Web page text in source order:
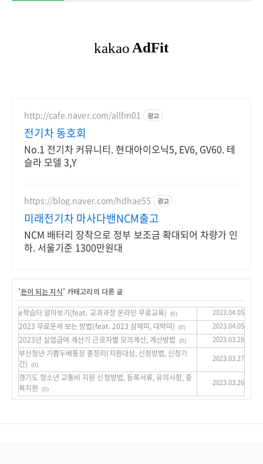
http://cafe.naver.com/allfm01 광고
전기차 동호회
No.1 전기차 커뮤니티. 현대아이오닉5, EV6, GV60. 테
슬라 모델 3,Y
https://blog.naver.com/hdhae55 광고
미래전기차 마사다밴NCM출고
NCM 배터리 장착으로 정부 보조금 확대되어 차량가 인
하. 서울기준 1300만원대
'돈이 되는 지식' 카테고리의 다른 글
e학습터 알아보기(feat. 교과과정 온라인 무료교육) (0) 2023.04.05
2023 무료운세 보는 방법(feat. 2023 삼재띠, 대박띠) (0) 2023.04.05
2023년 실업급여 계산기 근로자별 모의계산, 계산방법 (0) 2023.03.28
부산청년 기쁨두배통장 총정리(지원대상, 신청방법, 신청기
간)
(0)
2023.03.27
경기도 청소년 교통비 지원 신청방법, 등록서류, 유의사항, 중
복지원
(0)
2023.03.26